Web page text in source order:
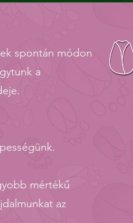
spontán módon
a
mértékű
az